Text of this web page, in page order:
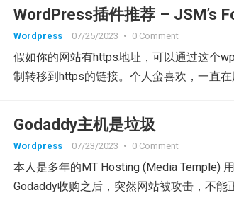
WordPress插件推荐 – JSM’s
Wordpress 07/25/2023 • 0 Comment
假如你的网站有https地址，可以通过这个
制转移到https的链接。个人蛮喜欢，一直在
Godaddy主机是垃圾
Wordpress 07/23/2023 • 0 Comment
本人是多年的MT Hosting (Media Temple)
Godaddy收购之后，突然网站被攻击，不